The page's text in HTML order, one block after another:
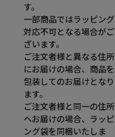
す。
一部商品ではラッピング
対応不可となる場合がご
ざいます。
ご注文者様と異なる住所
にお届けの場合、商品を
包装してのお届けとなり
ます。
ご注文者様と同一の住所
へお届けの場合、ラッピ
ング袋を同梱いたしま